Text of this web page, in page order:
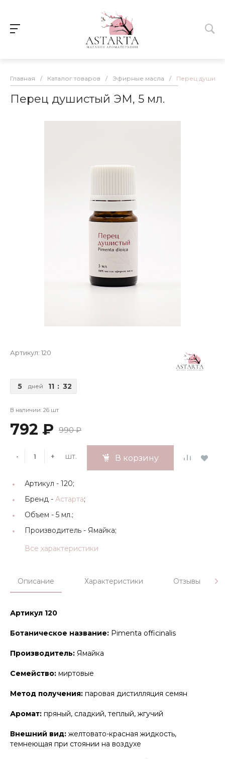
Главная / Каталог товаров / Эфирные масла / Перец
Перец душистый ЭМ, 5 мл.
Артикул: 120
5 дней 11 : 32
В наличии: 26 шт
792 ₽ 990 ₽
- + шт. В корзину
Артикул - 120;
Бренд - Астарта;
Объем - 5 мл.;
Производитель - Ямайка;
Все характеристики
Описание Характеристики Отзывы
Артикул 120
Ботаническое название: Pimenta officinalis
Производитель: Ямайка
Семейство: миртовые
Метод получения: паровая дистилляция семян
Аромат: пряный, сладкий, теплый, жгучий
Внешний вид: желтовато-красная жидкость,
темнеющая при стоянии на воздухе